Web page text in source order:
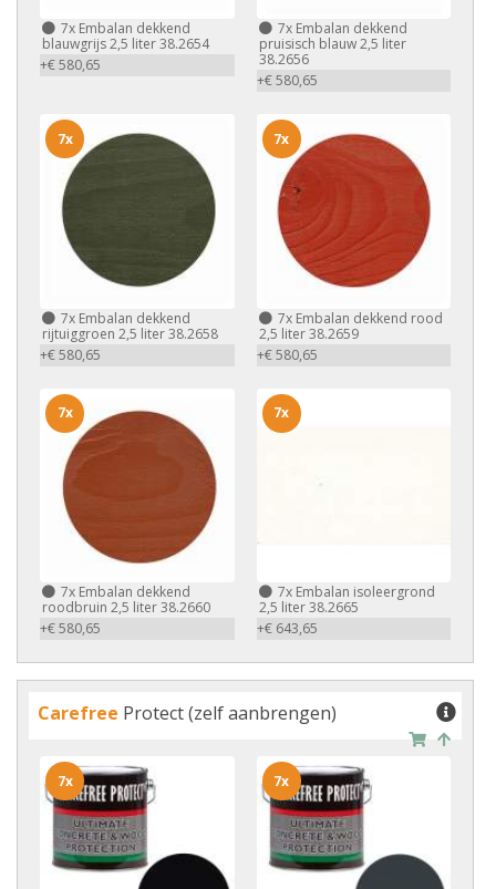
7x Embalan dekkend
blauwgrijs 2,5 liter 38.2654
+€ 580,65
7xEmbalan dekkend
pruisisch blauw 2,5 liter
38.2656
+€ 580,65
7x Embalan dekkend
rijtuiggroen 2,5 liter 38.2658
+€ 580,65
7x
7xEmbalan dekkend rood
2,5 liter 38.2659
+€ 580,65
7x
7x Embalan dekkend
roodbruin 2,5 liter 38.2660
+€ 580,65
7x
7xEmbalan isoleergrond
2,5 liter 38.2665
+€ 643,65
7x
Carefree Protect (zelf aanbrengen)
7x 7x